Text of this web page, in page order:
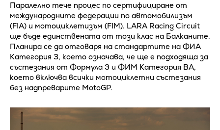
Паралелно тече процес по сертифициране от
международните федерации по автомобилизъм
(FIA) и мотоциклетизъм (FIM). LARA Racing Circuit
ще бъде единствената от този клас на Балканите.
Планира се да отговаря на стандартите на ФИА
Категория 3, което означава, че ще е подходяща за
състезания от Формула 3 и ФИМ Категория BA,
което включва всички мотоциклетни състезания
без надпреварите MotoGP.